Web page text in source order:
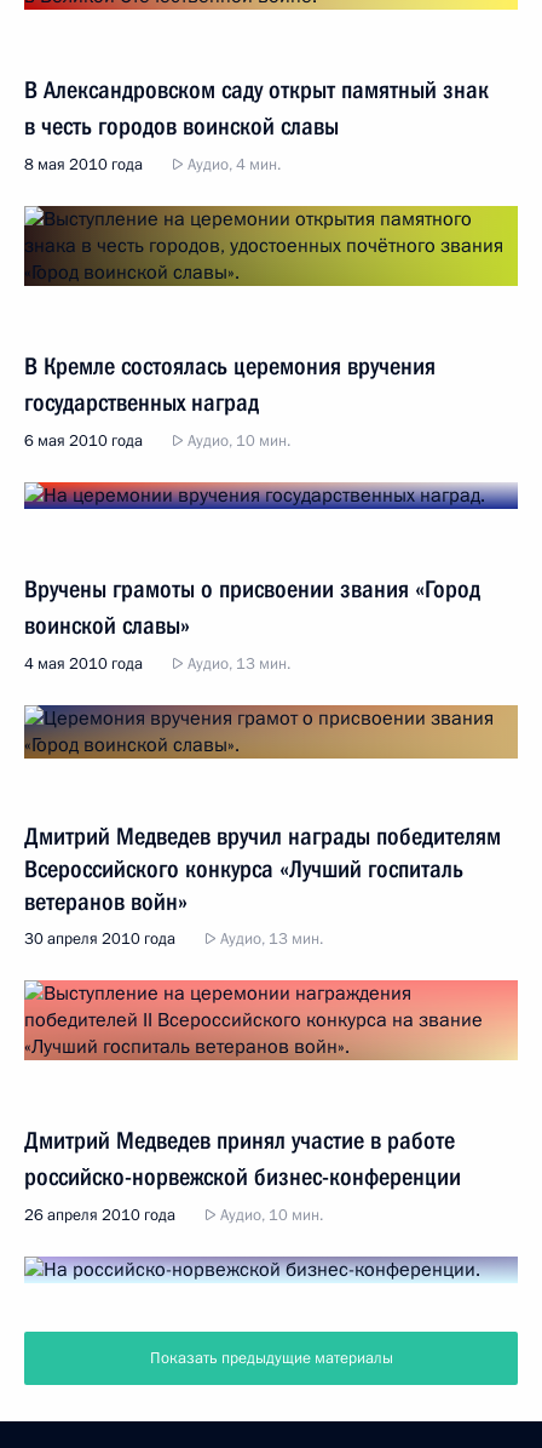
В Александровском саду открыт памятный знак
в честь городов воинской славы
8 мая 2010 года Аудио, 4 мин.
В Кремле состоялась церемония вручения
государственных наград
6 мая 2010 года Аудио, 10 мин.
Вручены грамоты о присвоении звания «Город
воинской славы»
4 мая 2010 года Аудио, 13 мин.
Дмитрий Медведев вручил награды победителям
Всероссийского конкурса «Лучший госпиталь
ветеранов войн»
30 апреля 2010 года Аудио, 13 мин.
Дмитрий Медведев принял участие в работе
российско-норвежской бизнес-конференции
26 апреля 2010 года Аудио, 10 мин.
Показать предыдущие материалы